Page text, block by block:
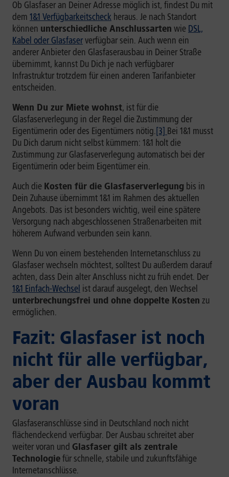
Ob Glasfaser an Deiner Adresse möglich ist, findest Du mit
dem 1&1 Verfügbarkeitscheck heraus. Je nach Standort
können unterschiedliche Anschlussarten wie DSL,
Kabel oder Glasfaserverfügbar sein. Auch wenn ein
anderer Anbieter den Glasfaserausbau in Deiner Straße
übernimmt, kannst Du Dich je nach verfügbarer
Infrastruktur trotzdem für einen anderen Tarifanbieter
entscheiden.
Wenn Du zur Miete wohnst, ist für die
Glasfaserverlegung in der Regel die Zustimmung der
Eigentümerin oder des Eigentümers nötig.[3] Bei 1&1 musst
Du Dich darum nicht selbst kümmern: 1&1 holt die
Zustimmung zur Glasfaserverlegung automatisch bei der
Eigentümerin oder beim Eigentümer ein.
Auch die Kosten für die Glasfaserverlegung bis in
Dein Zuhause übernimmt 1&1 im Rahmen des aktuellen
Angebots. Das ist besonders wichtig, weil eine spätere
Versorgung nach abgeschlossenen Straßenarbeiten mit
höherem Aufwand verbunden sein kann.
Wenn Du von einem bestehenden Internetanschluss zu
Glasfaser wechseln möchtest, solltest Du außerdem darauf
achten, dass Dein alter Anschluss nicht zu früh endet. Der
1&1 Einfach-Wechsel ist darauf ausgelegt, den Wechsel
unterbrechungsfrei und ohne doppelte Kosten zu
ermöglichen.
Fazit: Glasfaser ist noch
nicht für alle verfügbar,
aber der Ausbau kommt
voran
Glasfaseranschlüsse sind in Deutschland noch nicht
flächendeckend verfügbar. Der Ausbau schreitet aber
weiter voran und Glasfaser gilt als zentrale
Technologiefür schnelle, stabile und zukunftsfähige
Internetanschlüsse.